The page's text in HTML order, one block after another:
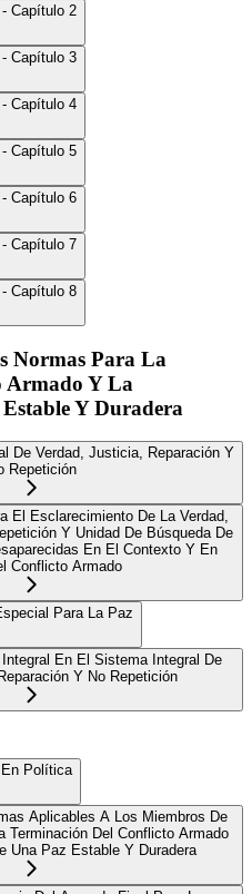
Capítulo 2
Capítulo 3
Capítulo 4
Capítulo 5
Capítulo 6
Capítulo 7
Capítulo 8
Normas Para La
Armado Y La
Y Duradera
De Verdad, Justicia, Reparación Y
Repetición
El Esclarecimiento De La Verdad,
Y Unidad De Búsqueda De
En El Contexto Y En
Conflicto Armado
Para La Paz
En El Sistema Integral De
Y No Repetición
Política
Aplicables A Los Miembros De
Terminación Del Conflicto Armado
Una Paz Estable Y Duradera